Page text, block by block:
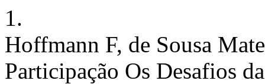
1.
Hoffmann F, de Sousa
Participação Os Desafios